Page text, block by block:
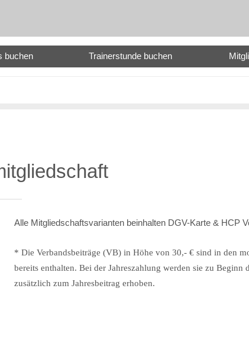
buchen Trainerstunde buchen
Alle Mitgliedschaftsvarianten beinhalten DGV-Karte & HCP
* Die Verbandsbeiträge (VB) in Höhe von 30,- € sind in den
bereits enthalten. Bei der Jahreszahlung werden sie zu Beginn
zusätzlich zum Jahresbeitrag erhoben.